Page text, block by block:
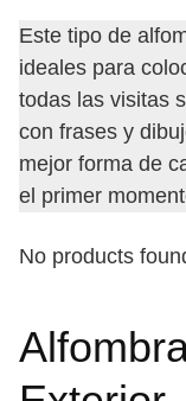
Este tipo de
ideales para
todas las visitas
con frases y
mejor forma de
el primer
No products